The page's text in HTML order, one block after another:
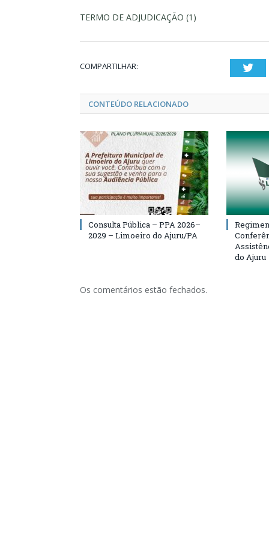
TERMO DE ADJUDICAÇÃO (1)
COMPARTILHAR:
CONTEÚDO RELACIONADO
Consulta Pública – PPA 2026–
2029 – Limoeiro do Ajuru/PA
do Ajuru
Os comentários estão fechados.